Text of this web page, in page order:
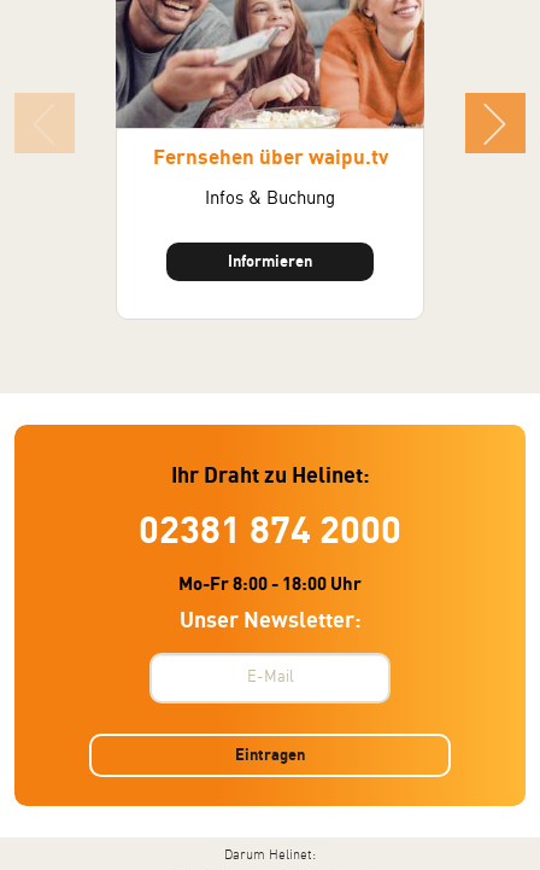
Fernsehen über waipu.tv
Infos & Buchung
Informieren
Ihr Draht zu Helinet:
02381 874 2000
Mo-Fr 8:00 - 18:00 Uhr
Unser Newsletter:
Eintragen
Darum Helinet: